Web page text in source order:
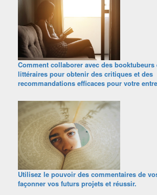
Comment collaborer avec des
littéraires pour obtenir des critiques et des
recommandations efficaces pour votre
Utilisez le pouvoir des commentaires de
façonner vos futurs projets et réussir.